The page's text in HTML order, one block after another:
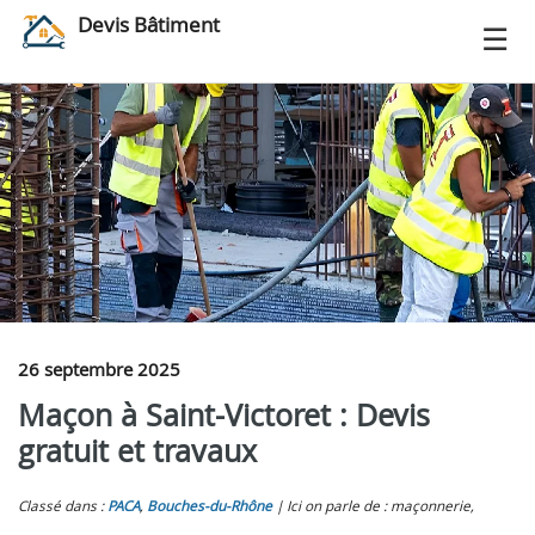
Devis Bâtiment
26 septembre 2025
Maçon à Saint-Victoret : Devis
gratuit et travaux
Classé dans : PACA, Bouches-du-Rhône
Ici on parle de : maçonnerie,